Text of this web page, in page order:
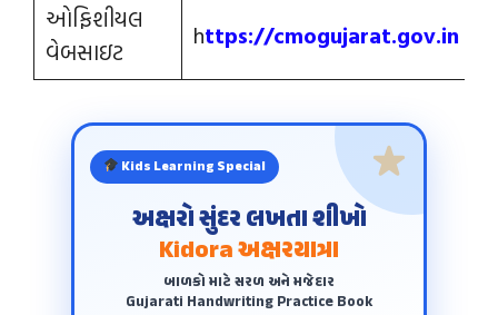
ઓફિશીયલ
વેબસાઇટ
https://cmogujarat.gov.in
Kids Learning Special
અક્ષરો સુંદર લખતા શીખો
Kidora અક્ષરયાત્રા
બાળકો માટે સરળ અને મજેદાર
Gujarati Handwriting Practice Book